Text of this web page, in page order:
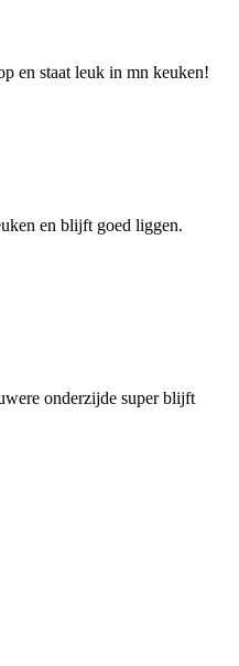
en staat leuk in mn keuken!
en blijft goed liggen.
onderzijde super blijft